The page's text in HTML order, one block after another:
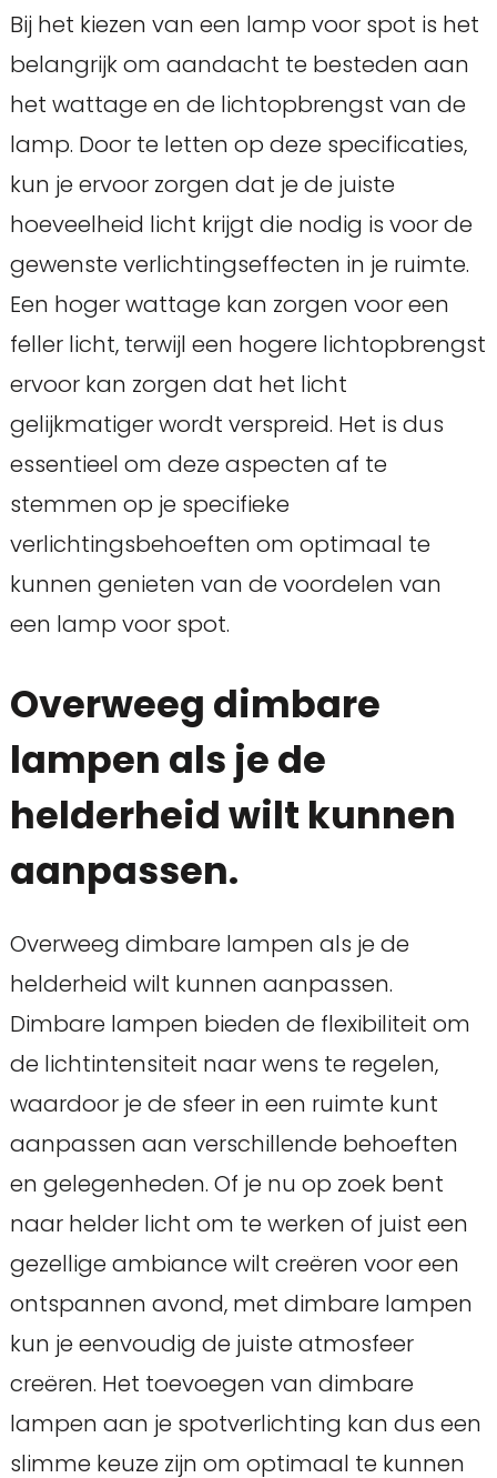
Bij het kiezen van een lamp voor spot is het
belangrijk om aandacht te besteden aan
het wattage en de lichtopbrengst van de
lamp. Door te letten op deze specificaties,
kun je ervoor zorgen dat je de juiste
hoeveelheid licht krijgt die nodig is voor de
gewenste verlichtingseffecten in je ruimte.
Een hoger wattage kan zorgen voor een
feller licht, terwijl een hogere lichtopbrengst
ervoor kan zorgen dat het licht
gelijkmatiger wordt verspreid. Het is dus
essentieel om deze aspecten af te
stemmen op je specifieke
verlichtingsbehoeften om optimaal te
kunnen genieten van de voordelen van
een lamp voor spot.
Overweeg dimbare
lampen als je de
helderheid wilt kunnen
aanpassen.
Overweeg dimbare lampen als je de
helderheid wilt kunnen aanpassen.
Dimbare lampen bieden de flexibiliteit om
de lichtintensiteit naar wens te regelen,
waardoor je de sfeer in een ruimte kunt
aanpassen aan verschillende behoeften
en gelegenheden. Of je nu op zoek bent
naar helder licht om te werken of juist een
gezellige ambiance wilt creëren voor een
ontspannen avond, met dimbare lampen
kun je eenvoudig de juiste atmosfeer
creëren. Het toevoegen van dimbare
lampen aan je spotverlichting kan dus een
slimme keuze zijn om optimaal te kunnen